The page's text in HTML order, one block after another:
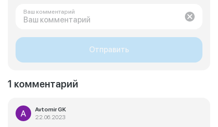
Ваш комментарий
Отправить
1 комментарий
Avtomir GK
22.06.2023